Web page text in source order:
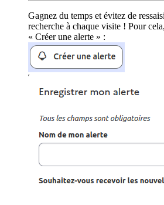
Gagnez du temps et évitez de
recherche à chaque visite ! Pour
« Créer une alerte » :